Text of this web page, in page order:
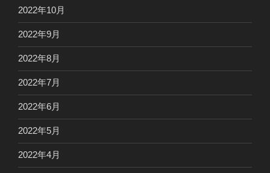
2022年10月
2022年9月
2022年8月
2022年7月
2022年6月
2022年5月
2022年4月